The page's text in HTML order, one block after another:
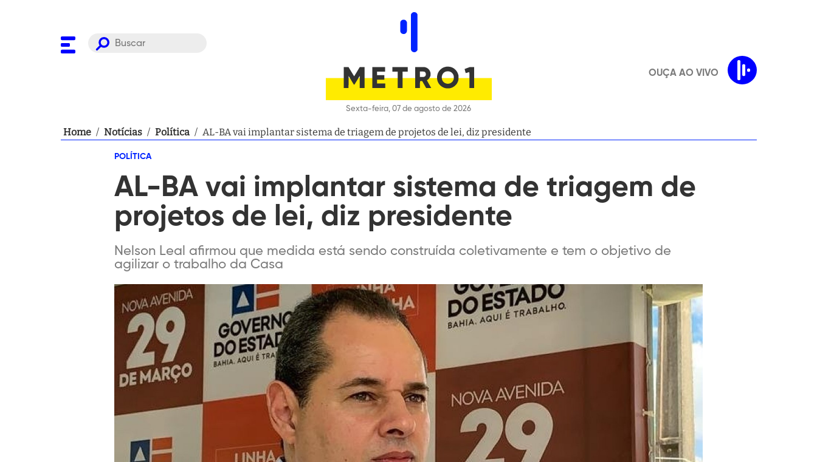
Sexta-feira, 07 de agosto de 2026
OUÇA AO VIVO
Home / Notícias / Política / AL-BA vai implantar sistema de triagem de projetos de lei, diz presidente
POLÍTICA
AL-BA vai implantar sistema de triagem de
projetos de lei, diz presidente
Nelson Leal afirmou que medida está sendo construída coletivamente e tem o objetivo de
agilizar o trabalho da Casa